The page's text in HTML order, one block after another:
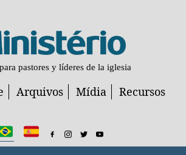
pastores y líderes de la iglesia
Arquivos Mídia Recursos